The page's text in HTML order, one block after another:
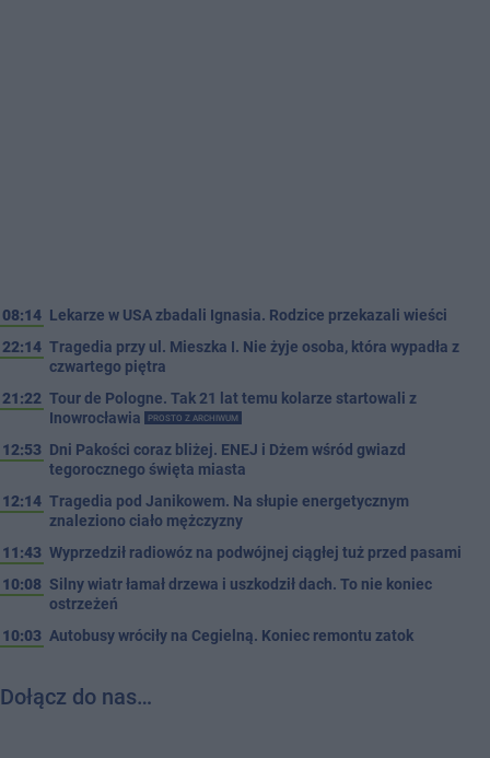
08:14 Lekarze w USA zbadali Ignasia. Rodzice przekazali wieści
22:14 Tragedia przy ul. Mieszka I. Nie żyje osoba, która wypadła z
czwartego piętra
21:22 Tour de Pologne. Tak 21 lat temu kolarze startowali z
Inowrocławia
PROSTO Z ARCHIWUM
12:53 Dni Pakości coraz bliżej. ENEJ i Dżem wśród gwiazd
tegorocznego święta miasta
12:14 Tragedia pod Janikowem. Na słupie energetycznym
znaleziono ciało mężczyzny
11:43 Wyprzedził radiowóz na podwójnej ciągłej tuż przed pasami
10:08 Silny wiatr łamał drzewa i uszkodził dach. To nie koniec
ostrzeżeń
10:03 Autobusy wróciły na Cegielną. Koniec remontu zatok
Dołącz do nas…